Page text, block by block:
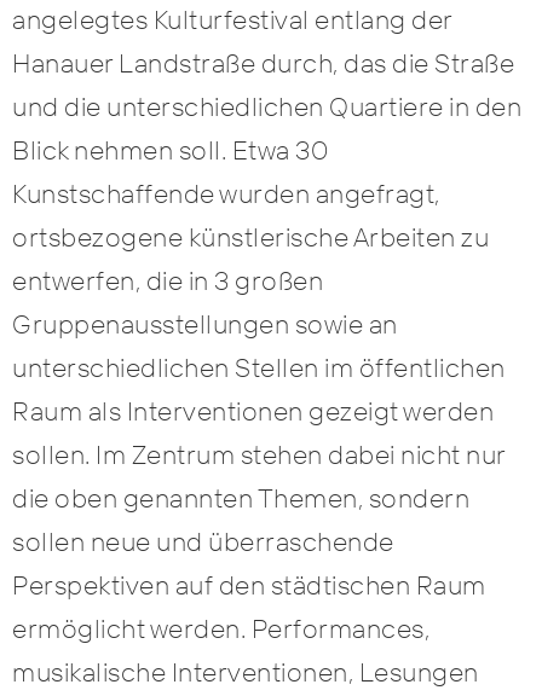
angelegtes Kulturfestival entlang der
Hanauer Landstraße durch, das die Straße
und die unterschiedlichen Quartiere in den
Blick nehmen soll. Etwa 30
Kunstschaffende wurden angefragt,
ortsbezogene künstlerische Arbeiten zu
entwerfen, die in 3 großen
Gruppenausstellungen sowie an
unterschiedlichen Stellen im öffentlichen
Raum als Interventionen gezeigt werden
sollen. Im Zentrum stehen dabei nicht nur
die oben genannten Themen, sondern
sollen neue und überraschende
Perspektiven auf den städtischen Raum
ermöglicht werden. Performances,
musikalische Interventionen, Lesungen